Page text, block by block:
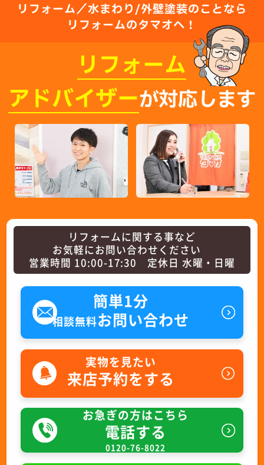
リフォーム／水まわり/外壁塗装のことなら
リフォームのタマオへ！
リフォーム
アドバイザーが対応します
リフォームに関する事など
お気軽にお問い合わせください
営業時間 10:00-17:30 定休日 水曜・日曜
簡単1分
相談無料お問い合わせ
実物を見たい
来店予約をする
お急ぎの方はこちら
電話する
0120-76-8022